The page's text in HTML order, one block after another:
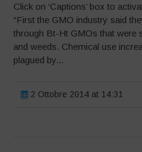
Click on ‘Captions’ box to
“First the GMO industry said
through Bt-Ht GMOs that were
and weeds. Chemical use
plagued by...
2 Ottobre 2014 at 14:31